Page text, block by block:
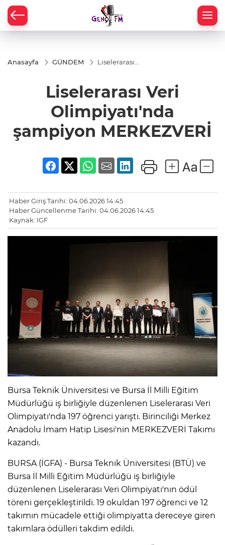
Anasayfa GÜNDEM
Liselerarası
MERKEZVERİ
Liselerarası Veri
Olimpiyatı'nda
şampiyon MERKEZVERİ
Haber Giriş Tarihi: 04.06.2026 14:45
Haber Güncellenme Tarihi: 04.06.2026 14:45
Kaynak: IGF
Bursa Teknik Üniversitesi ve Bursa İl Milli Eğitim
Müdürlüğü iş birliğiyle düzenlenen Liselerarası Veri
Olimpiyatı'nda 197 öğrenci yarıştı. Birinciliği Merkez
Anadolu İmam Hatip Lisesi'nin MERKEZVERİ Takımı
kazandı.
BURSA (İGFA) - Bursa Teknik Üniversitesi (BTÜ) ve
Bursa İl Milli Eğitim Müdürlüğü iş birliğiyle
düzenlenen Liselerarası Veri Olimpiyatı'nın ödül
töreni gerçekleştirildi. 19 okuldan 197 öğrenci ve 12
takımın mücadele ettiği olimpiyatta dereceye giren
takımlara ödülleri takdim edildi.